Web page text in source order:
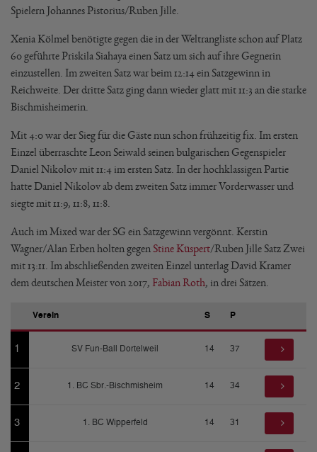
Spielern Johannes Pistorius/Ruben Jille.
Xenia Kölmel benötigte gegen die in der Weltrangliste schon auf Platz
60 geführte Priskila Siahaya einen Satz um sich auf ihre Gegnerin
einzustellen. Im zweiten Satz war beim 12:14 ein Satzgewinn in
Reichweite. Der dritte Satz ging dann wieder glatt mit 11:3 an die starke
Bischmisheimerin.
Mit 4:0 war der Sieg für die Gäste nun schon frühzeitig fix. Im ersten
Einzel überraschte Leon Seiwald seinen bulgarischen Gegenspieler
Daniel Nikolov mit 11:4 im ersten Satz. In der hochklassigen Partie
hatte Daniel Nikolov ab dem zweiten Satz immer Vorderwasser und
siegte mit 11:9, 11:8, 11:8.
Auch im Mixed war der SG ein Satzgewinn vergönnt. Kerstin
Wagner/Alan Erben holten gegen Stine Küspert/Ruben Jille Satz Zwei
mit 13:11. Im abschließenden zweiten Einzel unterlag David Kramer
dem deutschen Meister von 2017, Fabian Roth, in drei Sätzen.
Verein S P
1 SV Fun-Ball Dortelweil 14 37
2 1. BC Sbr.-Bischmisheim 14 34
3 1. BC Wipperfeld 14 31